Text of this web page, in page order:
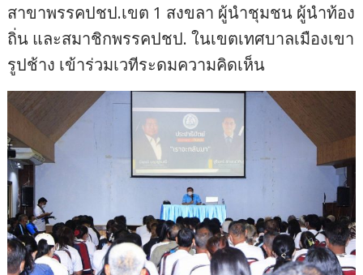
สาขาพรรคปชป.เขต 1 สงขลา ผู้นำชุมชน ผู้นำท้อง
ถิ่น และสมาชิกพรรคปชป. ในเขตเทศบาลเมืองเขา
รูปช้าง เข้าร่วมเวทีระดมความคิดเห็น